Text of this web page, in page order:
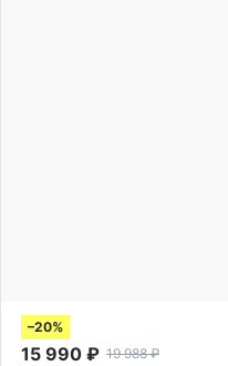
–20%
15 990 ₽ 19 988 ₽